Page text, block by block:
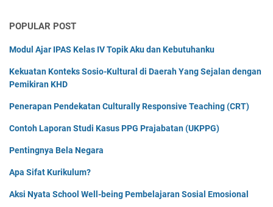
POPULAR POST
Modul Ajar IPAS Kelas IV Topik Aku dan Kebutuhanku
Kekuatan Konteks Sosio-Kultural di Daerah Yang Sejalan dengan
Pemikiran KHD
Penerapan Pendekatan Culturally Responsive Teaching (CRT)
Contoh Laporan Studi Kasus PPG Prajabatan (UKPPG)
Pentingnya Bela Negara
Apa Sifat Kurikulum?
Aksi Nyata School Well-being Pembelajaran Sosial Emosional